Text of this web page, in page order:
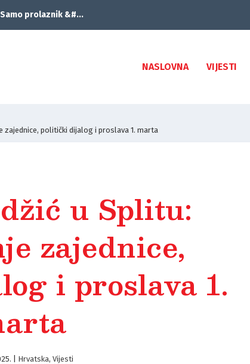
prolaznik &#...
NASLOVNA VIJESTI
zajednice, politički dijalog i proslava 1. marta
u Splitu:
zajednice,
i proslava 1.
Hrvatska, Vijesti